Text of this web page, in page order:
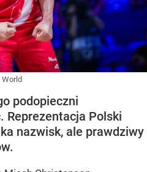
podopieczni
Reprezentacja Polski
nazwisk, ale prawdziwy